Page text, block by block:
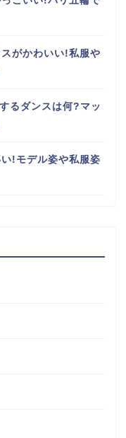
がかわいい!私服や
るダンスは何?マッ
!モデル姿や私服姿